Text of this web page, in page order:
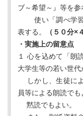
ブ～希望～』等を
使い「調べ学習
表する。
（５０分×
・実施上の留意点
１ 心を込めて「朗
大学生等の若い世代
しかし、生徒に
員等による朗読で
黙読でもよい。